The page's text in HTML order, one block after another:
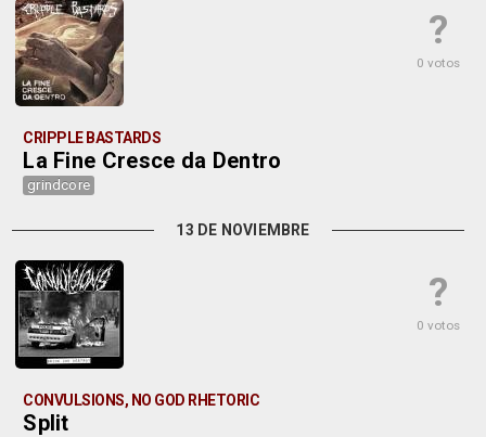
?
0 votos
CRIPPLE BASTARDS
La Fine Cresce da Dentro
grindcore
13 DE NOVIEMBRE
?
0 votos
CONVULSIONS, NO GOD RHETORIC
Split